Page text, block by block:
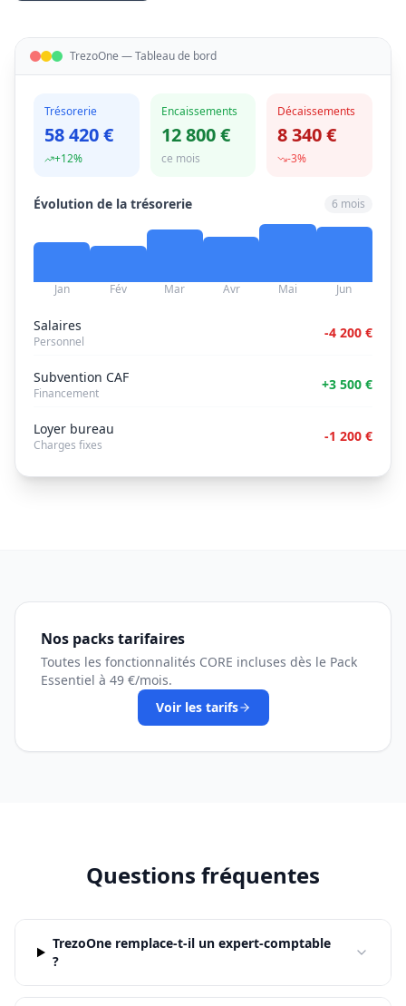
TrezoOne — Tableau de bord
Trésorerie
58 420 €
+12%
Encaissements
12 800 €
ce mois
Décaissements
8 340 €
-3%
Évolution de la trésorerie 6 mois
Jan Fév Mar Avr Mai Jun
Salaires
Personnel
-4 200 €
Subvention CAF
Financement
+3 500 €
Loyer bureau
Charges fixes
-1 200 €
Nos packs tarifaires
Toutes les fonctionnalités CORE incluses dès le Pack
Essentiel à 49 €/mois.
Voir les tarifs
Questions fréquentes
TrezoOne remplace-t-il un expert-comptable
?